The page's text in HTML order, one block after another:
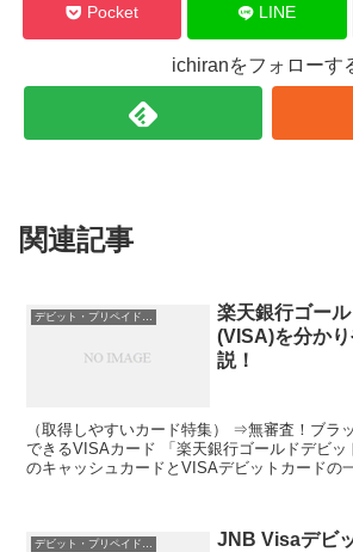
Pocket LINE
ichiranをフォローす
関連記事
楽天銀行ゴー
(VISA)を分か
説！
（取得しやすいカード特集） ⇒無審査！ブラ
できるVISAカード 「楽天銀行ゴールドデビッ
のキャッシュカードとVISAデビットカードの
デビット・プリペイドカードのスペック
JNB Visaデビ